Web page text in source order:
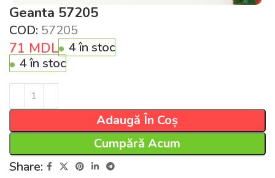
Geanta 57205
COD: 57205
71 MDL
4 în stoc
4 în stoc
Adaugă În Coș
Cumpără Acum
Share: